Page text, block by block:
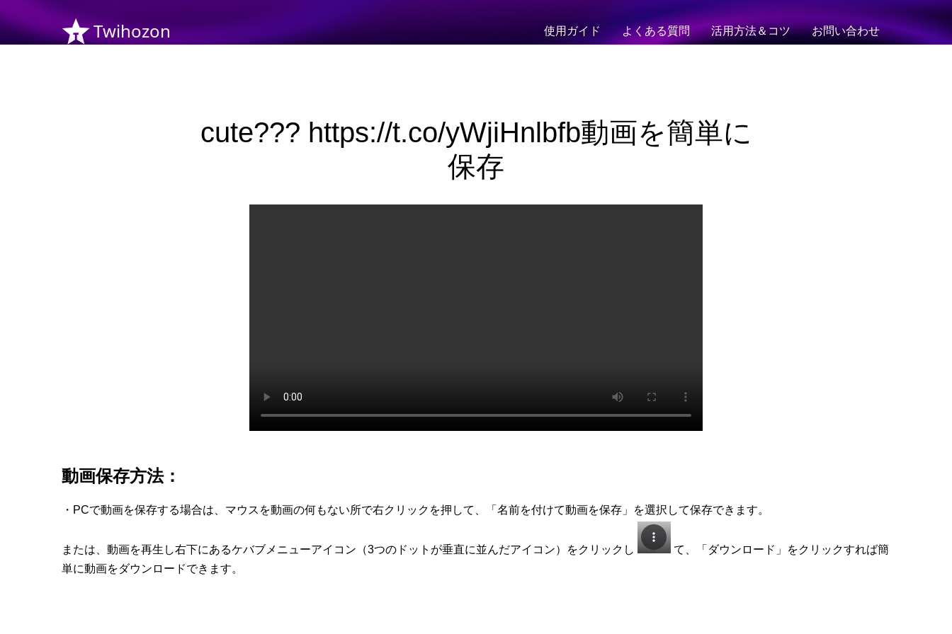
Twihozon 使用ガイド よくある質問 活用方法＆コツ お問い合わせ
cute??? https://t.co/yWjiHnlbfb動画を簡単に
保存
動画保存方法：
・PCで動画を保存する場合は、マウスを動画の何もない所で右クリックを押して、「名前を付けて動画を保存」を選択して保存できます。
または、動画を再生し右下にあるケバブメニューアイコン（3つのドットが垂直に並んだアイコン）をクリックし
て、「ダウンロード」をクリックすれば簡
単に動画をダウンロードできます。